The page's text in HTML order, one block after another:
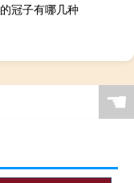
冠子有哪几种
☚